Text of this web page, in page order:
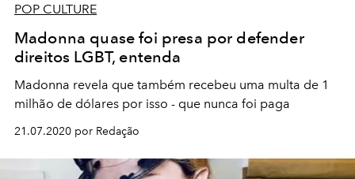
POP CULTURE
Madonna quase foi presa por defender
direitos LGBT, entenda
Madonna revela que também recebeu uma multa de 1
milhão de dólares por isso - que nunca foi paga
21.07.2020 por Redação